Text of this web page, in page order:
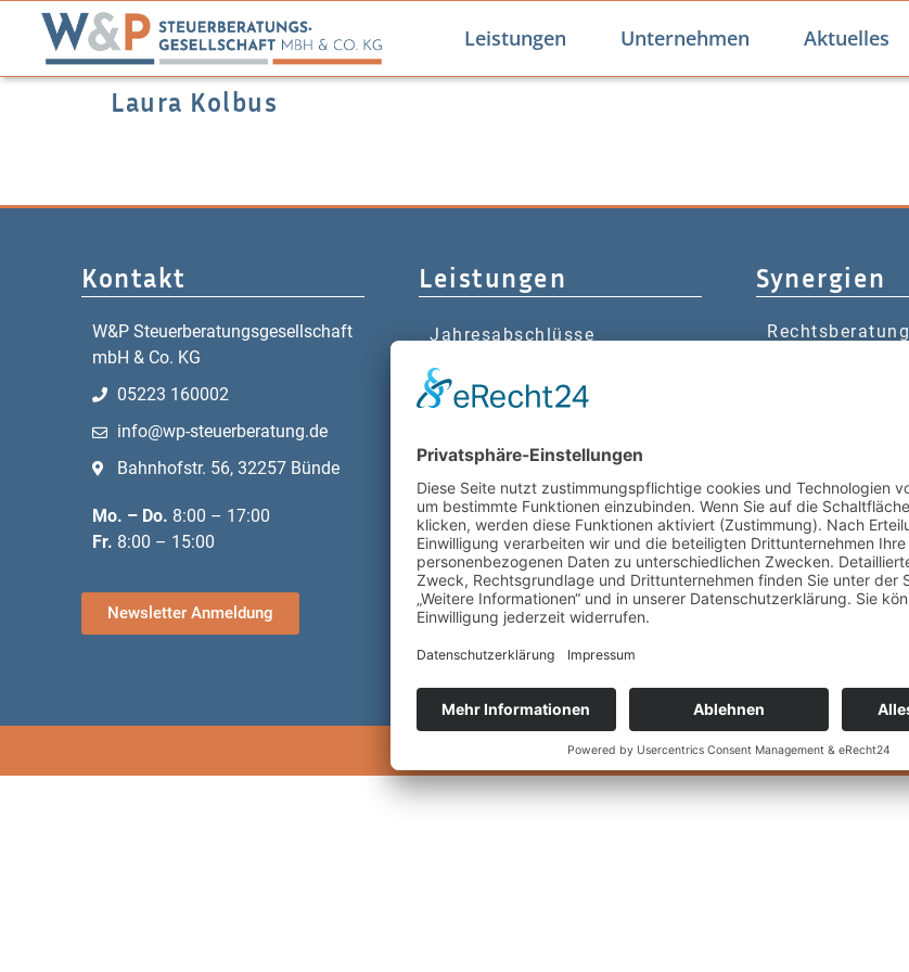
Leistungen Unternehmen Aktuelles
Laura Kolbus
Kontakt
W&P Steuerberatungsgesellschaft
mbH & Co. KG
05223 160002
info@wp-steuerberatung.de
Bahnhofstr. 56, 32257 Bünde
Mo. – Do. 8:00 – 17:00
Fr. 8:00 – 15:00
Newsletter Anmeldung
Leistungen
Jahresabschlüsse
Digitalisierung
Steuererklärungen
Buchhaltung
Schenken & Erben
Nachfolgeberatung
Tankstellenberatung
Unternehmensberatung
Due Diligence
Synergien
Rechtsberatung
© 2026 W & P